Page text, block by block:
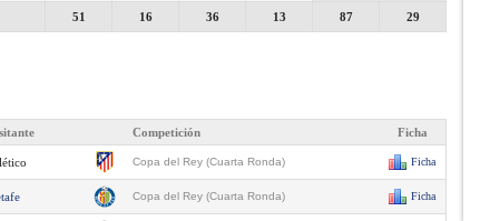
51 16 36 13 87 29
Competición Ficha
Copa del Rey (Cuarta Ronda) Ficha
Copa del Rey (Cuarta Ronda) Ficha